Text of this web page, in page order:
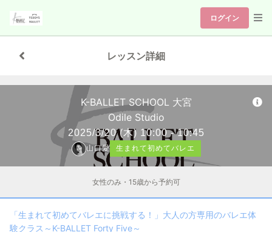
ログイン
レッスン詳細
K-BALLET SCHOOL 大宮
Odile Studio
2025/3/20 (木) 10:00 - 10:45
山口愛 生まれて初めてバレエ
女性のみ・15歳から予約可
「生まれて初めてバレエに挑戦する！」大人の方専用のバレエ体
験クラス～K-BALLET Forty Five～